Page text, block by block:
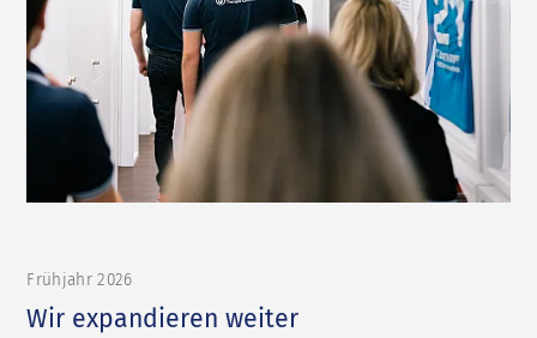
Frühjahr 2026
Wir expandieren weiter